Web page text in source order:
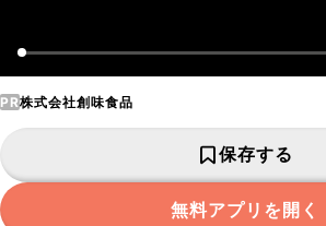
PR株式会社創味食品
保存する
無料アプリを開く